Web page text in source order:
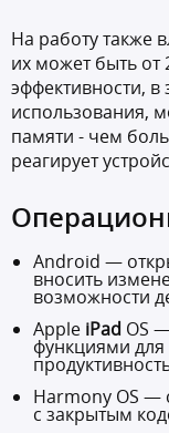
На работу также
их может быть от
эффективности,
использования,
памяти - чем
реагирует
Android —
вносить
возможности
Apple iPad OS
функциями
Harmony OS —
с закрытым